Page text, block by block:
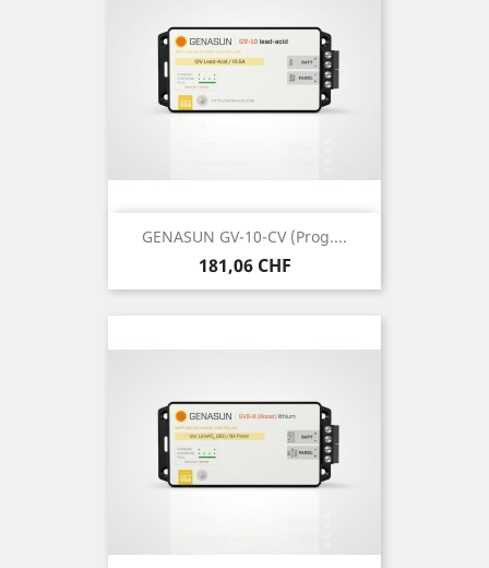
GENASUN GV-10-CV (prog....
Prix
181,06 CHF